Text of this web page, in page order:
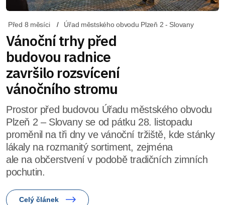
Před 8 měsíci Úřad městského obvodu Plzeň 2 - Slovany
Vánoční trhy před
budovou radnice
završilo rozsvícení
vánočního stromu
Prostor před budovou Úřadu městského obvodu
Plzeň 2 – Slovany se od pátku 28. listopadu
proměnil na tři dny ve vánoční tržiště, kde stánky
lákaly na rozmanitý sortiment, zejména
ale na občerstvení v podobě tradičních zimních
pochutin.
Celý článek